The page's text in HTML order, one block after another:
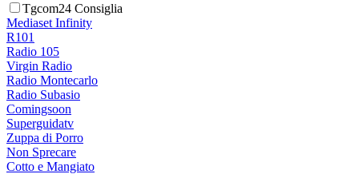
Tgcom24 Consiglia
Mediaset Infinity
R101
Radio 105
Virgin Radio
Radio Montecarlo
Radio Subasio
Comingsoon
Superguidatv
Zuppa di Porro
Non Sprecare
Cotto e Mangiato